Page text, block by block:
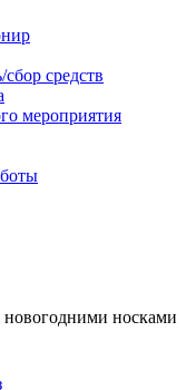
средств
мероприятия
новогодними носками